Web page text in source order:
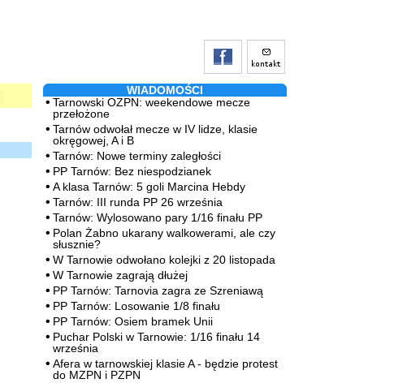
WIADOMOŚCI
Tarnowski OZPN: weekendowe mecze
przełożone
Tarnów odwołał mecze w IV lidze, klasie
okręgowej, A i B
Tarnów: Nowe terminy zaległości
PP Tarnów: Bez niespodzianek
A klasa Tarnów: 5 goli Marcina Hebdy
Tarnów: III runda PP 26 września
Tarnów: Wylosowano pary 1/16 finału PP
Polan Żabno ukarany walkowerami, ale czy
słusznie?
W Tarnowie odwołano kolejki z 20 listopada
W Tarnowie zagrają dłużej
PP Tarnów: Tarnovia zagra ze Szreniawą
PP Tarnów: Losowanie 1/8 finału
PP Tarnów: Osiem bramek Unii
Puchar Polski w Tarnowie: 1/16 finału 14
września
Afera w tarnowskiej klasie A - będzie protest
do MZPN i PZPN